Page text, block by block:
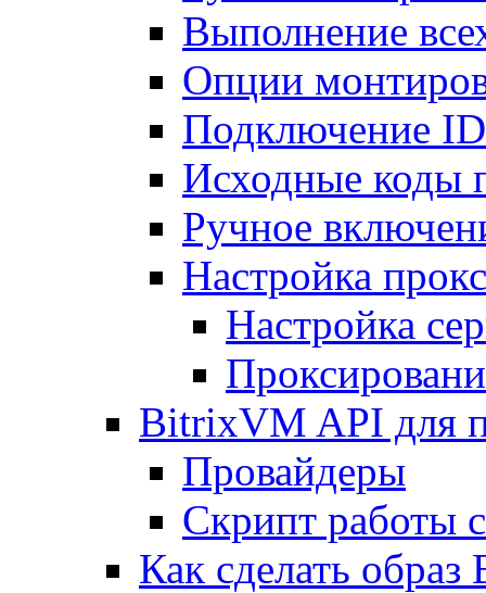
Выполнение
Опции
Подключение
Исходные коды
Ручное
Настройка
Настройка
BitrixVM API для
Провайдеры
Скрипт работы
Как сделать